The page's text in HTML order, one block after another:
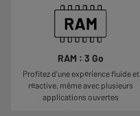
RAM : 3 Go
Profitez d’une expérience fluide et
réactive, même avec plusieurs
applications ouvertes